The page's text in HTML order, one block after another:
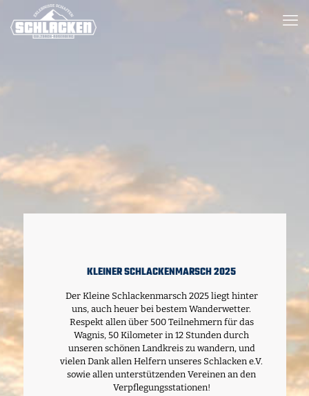
KLEINER SCHLACKENMARSCH 2025
Der Kleine Schlackenmarsch 2025 liegt hinter
uns, auch heuer bei bestem Wanderwetter.
Respekt allen über 500 Teilnehmern für das
Wagnis, 50 Kilometer in 12 Stunden durch
unseren schönen Landkreis zu wandern, und
vielen Dank allen Helfern unseres Schlacken e.V.
sowie allen unterstützenden Vereinen an den
Verpflegungsstationen!